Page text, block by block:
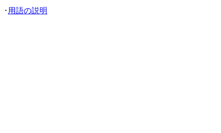
･ 用語の説明